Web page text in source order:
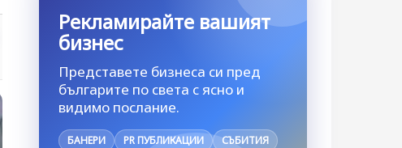
Рекламирайте вашият
бизнес
Представете бизнеса си пред
българите по света с ясно и
видимо послание.
БАНЕРИ PR ПУБЛИКАЦИИ СЪБИТИЯ